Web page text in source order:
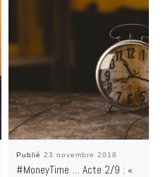
Publié 23 novembre 2018
#MoneyTime … Acte 2/9 : «